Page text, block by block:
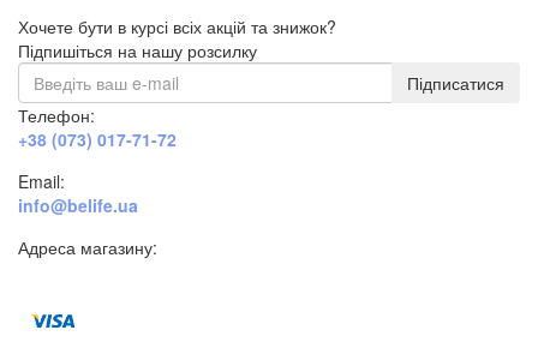
Хочете бути в курсі всіх акцій та знижок?
Підпишіться на нашу розсилку
Підписатися
Телефон:
+38 (073) 017-71-72
Email:
info@belife.ua
Адреса магазину: